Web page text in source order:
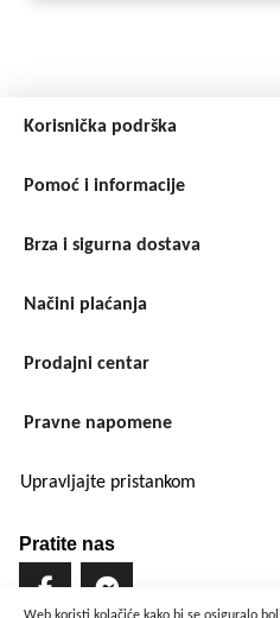
Korisnička podrška
Pomoć i informacije
Brza i sigurna dostava
Načini plaćanja
Prodajni centar
Pravne napomene
Upravljajte pristankom
Pratite nas